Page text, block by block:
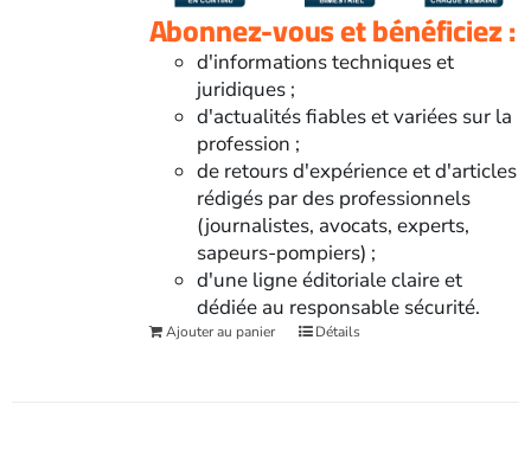
Abonnez-vous et bénéficiez :
d'informations techniques et
juridiques ;
d'actualités fiables et variées sur la
profession ;
de retours d'expérience et d'articles
rédigés par des professionnels
(journalistes, avocats, experts,
sapeurs-pompiers) ;
d'une ligne éditoriale claire et
dédiée au responsable sécurité.
Ajouter au panier Détails